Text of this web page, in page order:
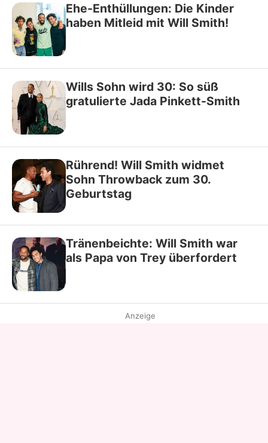
Ehe-Enthüllungen: Die Kinder
haben Mitleid mit Will Smith!
Wills Sohn wird 30: So süß
gratulierte Jada Pinkett-Smith
Rührend! Will Smith widmet
Sohn Throwback zum 30.
Geburtstag
Tränenbeichte: Will Smith war
als Papa von Trey überfordert
Anzeige